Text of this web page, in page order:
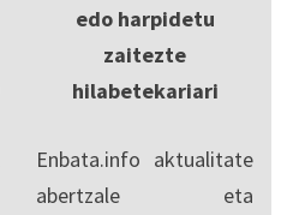
edo harpidetu
zaitezte
hilabetekariari
Enbata.info aktualitate
abertzale eta